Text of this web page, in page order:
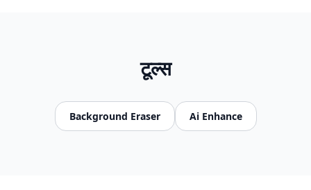
टूल्स
Background Eraser Ai Enhance